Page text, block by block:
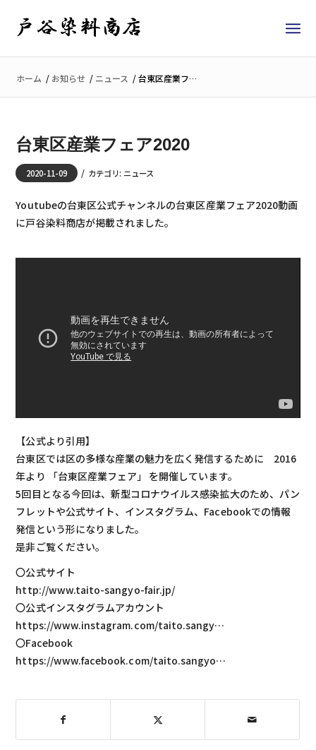
ホーム / お知らせ / ニュース / 台東区産業フェア2020
台東区産業フェア2020
2020-11-09 / カテゴリ: ニュース
Youtubeの台東区公式チャンネルの台東区産業フェア2020動画
に戸谷染料商店が掲載されました。
【公式より引用】
台東区では区の多様な産業の魅力を広く発信するために 2016
年より 「台東区産業フェア」 を開催しています。
5回目となる今回は、新型コロナウイルス感染拡大のため、パン
フレットや公式サイト、インスタグラム、Facebookでの情報
発信という形になりました。
是非ご覧ください。
〇公式サイト
http://www.taito-sangyo-fair.jp/
〇公式インスタグラムアカウント
https://www.instagram.com/taito.sangy…
〇Facebook
https://www.facebook.com/taito.sangyo…